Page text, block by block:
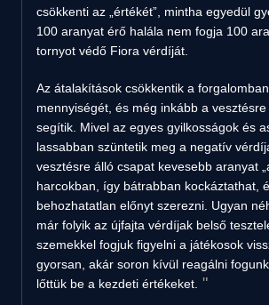
csökkenti az „értékét”, mintha egyedül
100 aranyat érő halála nem fogja 100
tornyot védő Fiora vérdíját.
Az átalakítások csökkentik a
mennyiségét, és még inkább a
segítik. Mivel az egyes gyilkosságok és
lassabban szüntetik meg a negatív
vesztésre álló csapat kevesebb aranyat
harcokban, így bátrabban kockáztathat,
behozhatatlan előnyt szerezni. Ugyan
már folyik az újfajta vérdíjak belső
szemekkel fogjuk figyelni a játékosok
gyorsan, akár soron kívül reagálni
lőttük be a kezdeti értékeket.